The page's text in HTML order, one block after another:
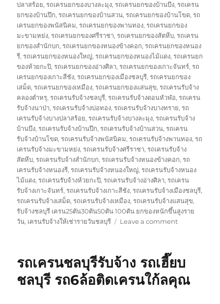
ปลาสร้อย,รถเครนยกของบางละมุง,รถเครนยกของบ้านบึง,รถเครน
ยกของบ้านปึก,รถเครนยกของบ้านสวน,รถเครนยกของบ้านโขด,รถ
เครนยกของพนัสนิคม,รถเครนยกของพานทอง,รถเครนยกของ
มะขามหย่ง,รถเครนยกของศรีราชา,รถเครนยกของสัตหีบ,รถเครน
ยกของสำนักบก,รถเครนยกของหนองข้างคอก,รถเครนยกของหนอง
รี,รถเครนยกของหนองใหญ่,รถเครนยกของหนองไม้แดง,รถเครนยก
ของห้วยกะปิ,รถเครนยกของอ่างศิลา,รถเครนยกของเกาะจันทร์,รถ
เครนยกของเกาะสีชัง,รถเครนยกของเมืองชลบุรี,รถเครนยกของ
เสม็ด,รถเครนยกของเหมือง,รถเครนยกของแสนสุข,รถเครนรับจ้าง
คลองตำหรุ,รถเครนรับจ้างชลบุรี,รถเครนรับจ้างดอนหัวฬ่อ,รถเครน
รับจ้างนาป่า,รถเครนรับจ้างบ่อทอง,รถเครนรับจ้างบางทราย,รถ
เครนรับจ้างบางปลาสร้อย,รถเครนรับจ้างบางละมุง,รถเครนรับจ้าง
บ้านบึง,รถเครนรับจ้างบ้านปึก,รถเครนรับจ้างบ้านสวน,รถเครน
รับจ้างบ้านโขด,รถเครนรับจ้างพนัสนิคม,รถเครนรับจ้างพานทอง,รถ
เครนรับจ้างมะขามหย่ง,รถเครนรับจ้างศรีราชา,รถเครนรับจ้าง
สัตหีบ,รถเครนรับจ้างสำนักบก,รถเครนรับจ้างหนองข้างคอก,รถ
เครนรับจ้างหนองรี,รถเครนรับจ้างหนองใหญ่,รถเครนรับจ้างหนอง
ไม้แดง,รถเครนรับจ้างห้วยกะปิ,รถเครนรับจ้างอ่างศิลา,รถเครน
รับจ้างเกาะจันทร์,รถเครนรับจ้างเกาะสีชัง,รถเครนรับจ้างเมืองชลบุรี,
รถเครนรับจ้างเสม็ด,รถเครนรับจ้างเหมือง,รถเครนรับจ้างแสนสุข,
รับจ้างชลบุรี เครน25ตัน30ตัน50ตัน 100ตัน ยกของหนักขึ้นสูงราย
วัน, เครนรับจ้างให้เช่ารายวันชลบุรี Leave a commenton
ชลบุรี
เท
รถเครนชลบุรีรับจ้าง รถเฮี๊ยบ
ชลบุรี รถ6ล้อติดเครนใก้ลคุณ